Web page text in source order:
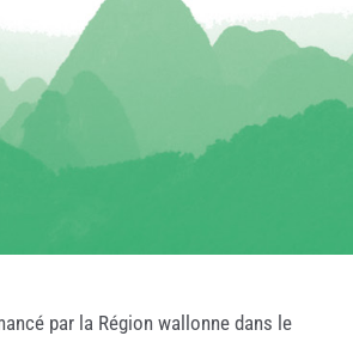
par la Région wallonne dans le